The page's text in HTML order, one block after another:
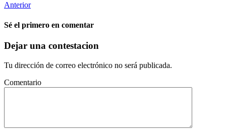
Anterior
Sé el primero en comentar
Dejar una contestacion
Tu dirección de correo electrónico no será publicada.
Comentario